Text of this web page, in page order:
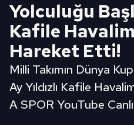
Yolculuğu
Kafile
Hareket Etti!
Milli Takımın Dünya
Ay Yıldızlı Kafile
A SPOR YouTube Canlı